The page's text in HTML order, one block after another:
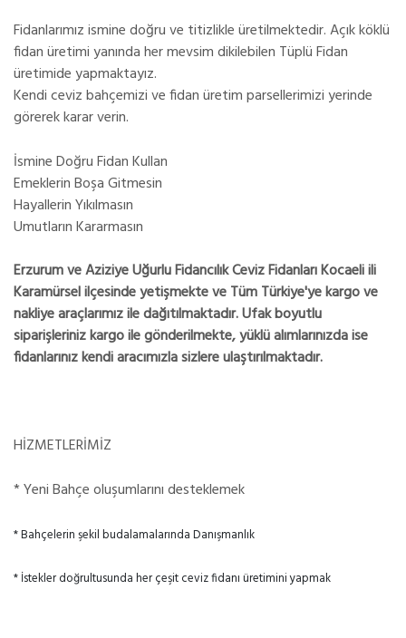
Fidanlarımız ismine doğru ve titizlikle üretilmektedir. Açık köklü
fidan üretimi yanında her mevsim dikilebilen Tüplü Fidan
üretimide yapmaktayız.
Kendi ceviz bahçemizi ve fidan üretim parsellerimizi yerinde
görerek karar verin.
İsmine Doğru Fidan Kullan
Emeklerin Boşa Gitmesin
Hayallerin Yıkılmasın
Umutların Kararmasın
Erzurum ve Aziziye Uğurlu Fidancılık Ceviz Fidanları Kocaeli ili
Karamürsel ilçesinde yetişmekte ve Tüm Türkiye'ye kargo ve
nakliye araçlarımız ile dağıtılmaktadır. Ufak boyutlu
siparişleriniz kargo ile gönderilmekte, yüklü alımlarınızda ise
fidanlarınız kendi aracımızla sizlere ulaştırılmaktadır.
HİZMETLERİMİZ
* Yeni Bahçe oluşumlarını desteklemek
* Bahçelerin şekil budalamalarında Danışmanlık
* İstekler doğrultusunda her çeşit ceviz fidanı üretimini yapmak